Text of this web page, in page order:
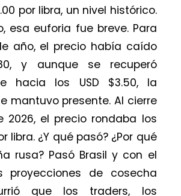
por libra, un nivel histórico.
esa euforia fue breve. Para
año, el precio había caído
y aunque se recuperó
hacia los USD $3.50, la
mantuvo presente. Al cierre
2026, el precio rondaba los
libra. ¿Y qué pasó? ¿Por qué
rusa? Pasó Brasil y con el
proyecciones de cosecha
que los traders, los